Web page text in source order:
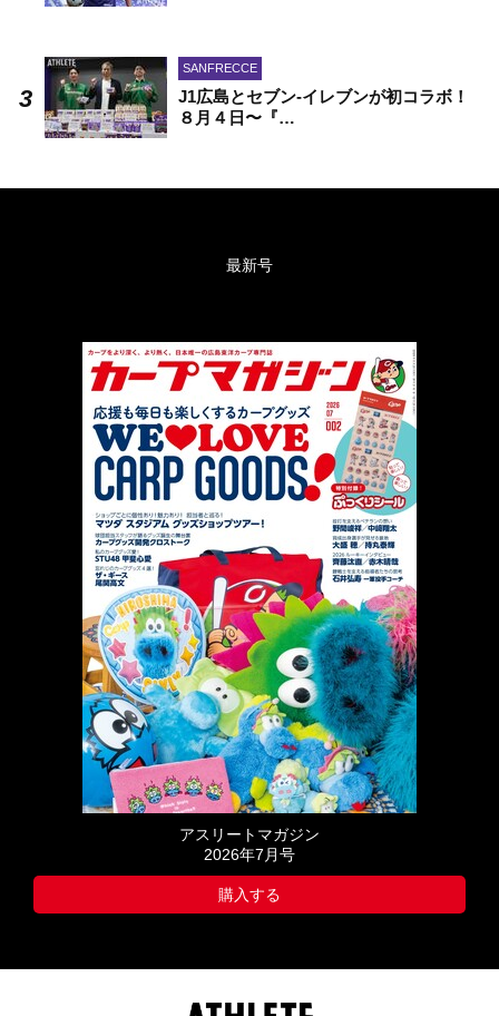
SANFRECCE
J1広島とセブン-イレブンが初コラボ！
８月４日〜『…
最新号
アスリートマガジン
2026年7月号
購入する